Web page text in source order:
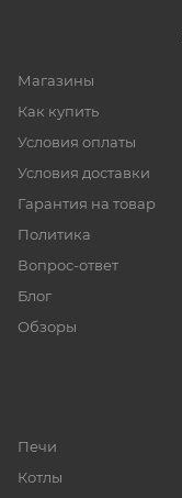
Магазины
Как купить
Условия оплаты
Условия доставки
Гарантия на товар
Политика
Вопрос-ответ
Блог
Обзоры
Печи
Котлы